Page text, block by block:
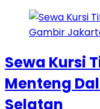
Sewa Kursi
Menteng
Selatan